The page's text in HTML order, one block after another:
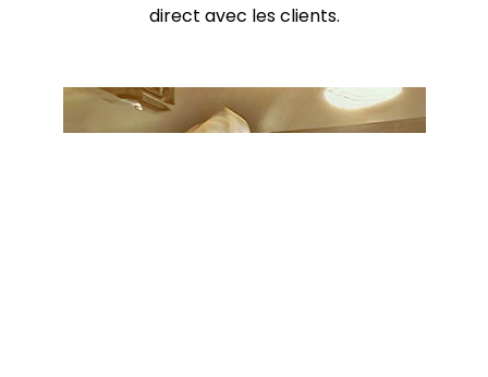
direct avec les clients.